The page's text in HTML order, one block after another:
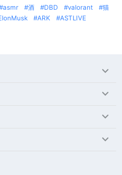
asmr 酒 DBD valorant
猫
ARK ASTLIVE